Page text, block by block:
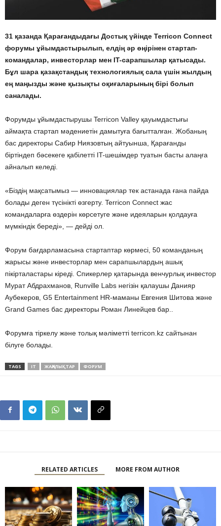
31 қазанда Қарағандыдағы Достық үйінде Terricon Connect
форумы ұйымдастырылып, елдің әр өңірінен стартап-
командалар, инвесторлар мен IT-сарапшылар қатысады.
Бұл шара қазақстандық технологиялық сала үшін жылдың
ең маңызды және қызықты оқиғаларының бірі болып
саналады.
Форумды ұйымдастырушы Terricon Valley қауымдастығы
аймақта стартап мәдениетін дамытуға бағытталған. Жобаның
бас директоры Сабир Ниязовтың айтуынша, Қарағанды
біртіндеп бәсекеге қабілетті IT-шешімдер туатын басты алаңға
айналып келеді.
«Біздің мақсатымыз — инновациялар тек астанада ғана пайда
болады деген түсінікті өзгерту. Terricon Connect жас
командаларға өздерін көрсетуге және идеяларын қолдауға
мүмкіндік береді», — дейді ол.
Форум бағдарламасына стартаптар көрмесі, 50 команданың
жарысы және инвесторлар мен сарапшылардың ашық
пікірталастары кіреді. Спикерлер қатарында венчурлық инвестор
Мурат Абдрахманов, Runville Labs негізін қалаушы Данияр
Аубекеров, G5 Entertainment HR-маманы Евгения Шитова және
Grand Games бас директоры Роман Линейцев бар..
Форумға тіркелу және толық мәліметті terricon.kz сайтынан
білуге болады.
TAGS IT ЖАҢАЛЫҚТАР ФОРУМ
RELATED ARTICLES MORE FROM AUTHOR